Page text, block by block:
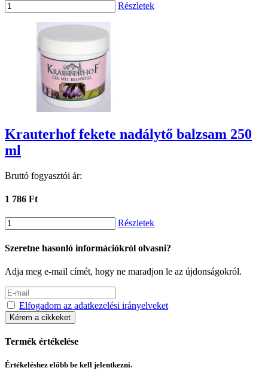
Részletek
Krauterhof fekete nadálytő balzsam 250
ml
Bruttó fogyasztói ár:
1 786 Ft
Részletek
Szeretne hasonló információkról olvasni?
Adja meg e-mail címét, hogy ne maradjon le az újdonságokról.
Elfogadom az adatkezelési irányelveket
Kérem a cikkeket
Termék értékelése
Értékeléshez előbb be kell jelentkezni.